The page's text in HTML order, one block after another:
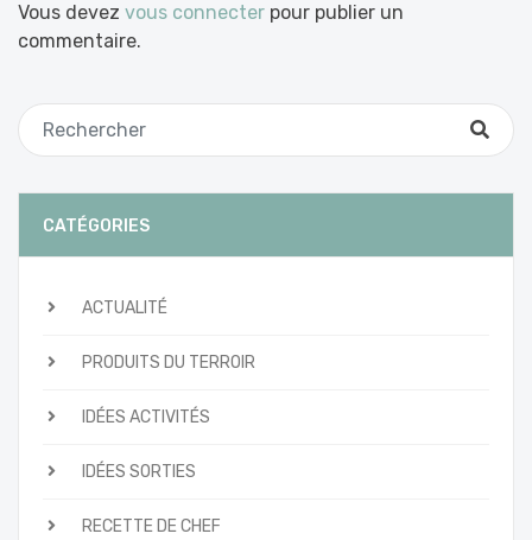
Vous devez vous connecter pour publier un
commentaire.
CATÉGORIES
ACTUALITÉ
PRODUITS DU TERROIR
IDÉES ACTIVITÉS
IDÉES SORTIES
RECETTE DE CHEF